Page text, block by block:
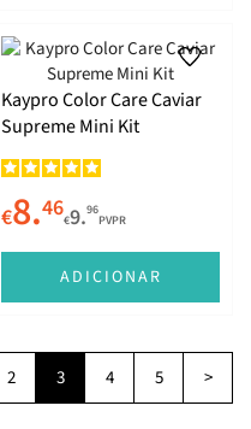
Kaypro Color Care Caviar
Supreme Mini Kit
€8.46€9.96
PVPR
ADICIONAR
2 3 4 5 >